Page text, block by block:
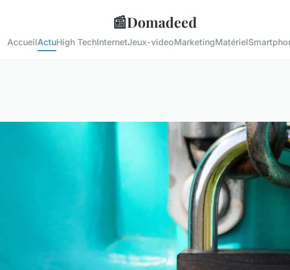
📰Domadeed
AccueilActuHigh TechInternetJeux-videoMarketingMatériel